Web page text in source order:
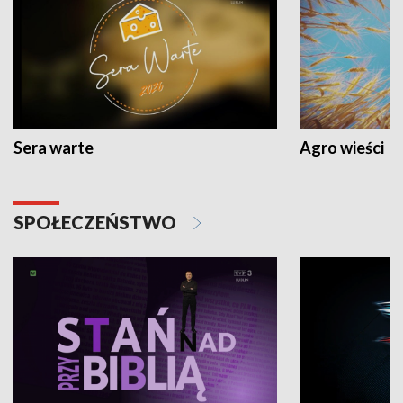
Sera warte Agro wieści
SPOŁECZEŃSTWO